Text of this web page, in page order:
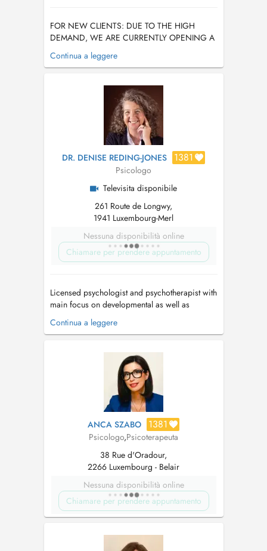
FOR NEW CLIENTS: DUE TO THE HIGH
DEMAND, WE ARE CURRENTLY OPENING A
LIMITED NUMBER OF SPOTS. THIS IS FOR
THOSE READY FOR DEEP EMOTIONAL AND
SELECTED INDIVIDUALS WILL BECOME
ONGOING CLIENTS. AS A GENERAL RULE,
WE NO LONGER ACCEPT NEW PATIENTS,
UNLESS YOU HAVE AN ...
Continua a leggere
DR. DENISE REDING-JONES 1381
Psicologo
Televisita disponibile
261 Route de Longwy,
1941 Luxembourg-Merl
Nessuna disponibilità online
Chiamare per prendere appuntamento
Licensed psychologist and psychotherapist with
main focus on developmental as well as
complex trauma issues, dissociative disorders,
attachment issues, and personality disorders.
healing as well as teaching and supervising.
Use psychodynamic, adaptive inf...
Continua a leggere
ANCA SZABO 1381
Psicologo,Psicoterapeuta
38 Rue d'Oradour,
2266 Luxembourg - Belair
Nessuna disponibilità online
Chiamare per prendere appuntamento